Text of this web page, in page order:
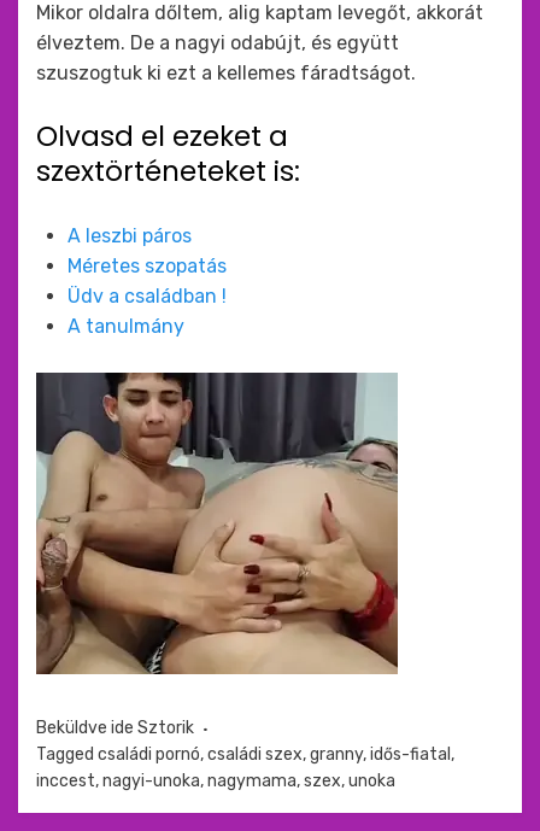
Mikor oldalra dőltem, alig kaptam levegőt, akkorát
élveztem. De a nagyi odabújt, és együtt
szuszogtuk ki ezt a kellemes fáradtságot.
Olvasd el ezeket a
szextörténeteket is:
A leszbi páros
Méretes szopatás
Üdv a családban !
A tanulmány
Beküldve ide Sztorik
Tagged családi pornó,családi szex,granny,idős-fiatal ,
inccest,nagyi-unoka,nagymama,szex,unoka